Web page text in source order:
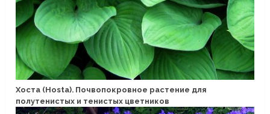
Хоста (Hosta). Почвопокровное растение для
полутенистых и тенистых цветников